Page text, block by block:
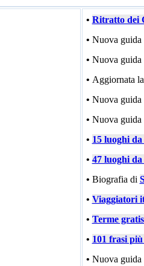
• Ritratto dei
• Nuova guida
• Nuova guida
• Aggiornata
• Nuova guida
• Nuova guida
• 15 luoghi
• 47 luoghi
• Biografia di
• Viaggiatori
• Terme
• 101 frasi
• Nuova guida